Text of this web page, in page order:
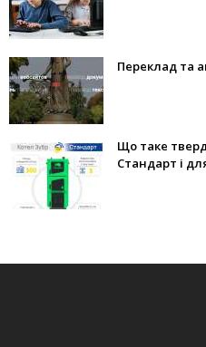
Переклад та
Що таке
Стандарт і